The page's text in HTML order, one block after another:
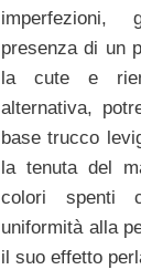
imperfezioni,
presenza di un
la cute e
alternativa,
base trucco
la tenuta del
colori spenti
uniformità alla
il suo effetto